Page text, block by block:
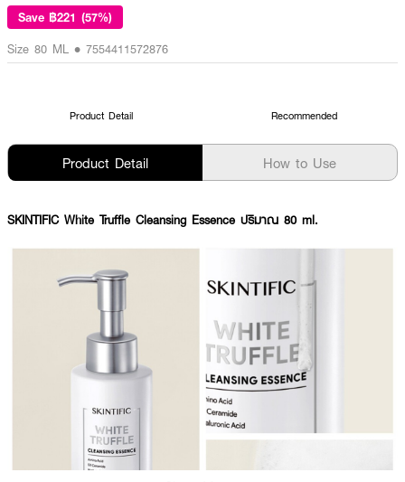
Save ฿221 (57%)
Size 80 ML • 7554411572876
Product Detail Recommended
Product Detail How to Use
SKINTIFIC White Truffle Cleansing Essence ปริมาณ 80 ml.